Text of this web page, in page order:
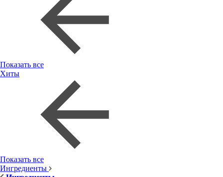
Показать все
Хиты
Показать все
Ингредиенты